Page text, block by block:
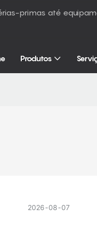
primas até
Produtos
2026 08 07